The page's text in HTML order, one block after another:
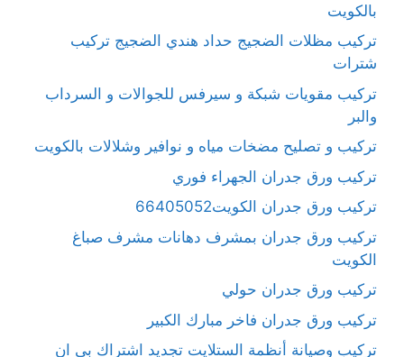
بالكويت
تركيب مظلات الضجيج حداد هندي الضجيج تركيب
شترات
تركيب مقويات شبكة و سيرفس للجوالات و السرداب
والبر
تركيب و تصليح مضخات مياه و نوافير وشلالات بالكويت
تركيب ورق جدران الجهراء فوري
تركيب ورق جدران الكويت66405052
تركيب ورق جدران بمشرف دهانات مشرف صباغ
الكويت
تركيب ورق جدران حولي
تركيب ورق جدران فاخر مبارك الكبير
تركيب وصيانة أنظمة الستلايت تجديد اشتراك بي ان